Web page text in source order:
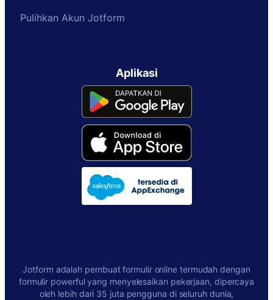
Pulihkan Akun Jotform
Aplikasi
Jotform adalah pembuat formulir online termudah dengan
formulir powerful yang menyelesaikan pekerjaan, dipercaya
oleh lebih dari 35 juta pengguna di seluruh dunia,